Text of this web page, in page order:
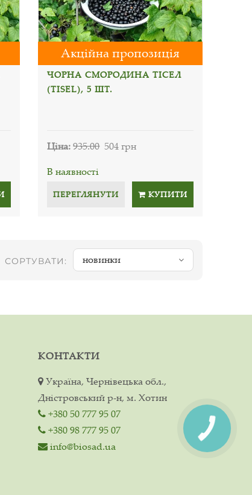
Акційна пропозиція
ЧОРНА СМОРОДИНА ТІСЕЛ
(TISEL), 5 ШТ.
Ціна:935.00 504 грн
В наявності
ПЕРЕГЛЯНУТИ КУПИТИ
СОРТУВАТИ: новинки
КОНТАКТИ
Україна, Чернівецька обл.,
Дністровський р-н, м. Хотин
+380 50 777 95 07
+380 98 777 95 07
info@biosad.ua